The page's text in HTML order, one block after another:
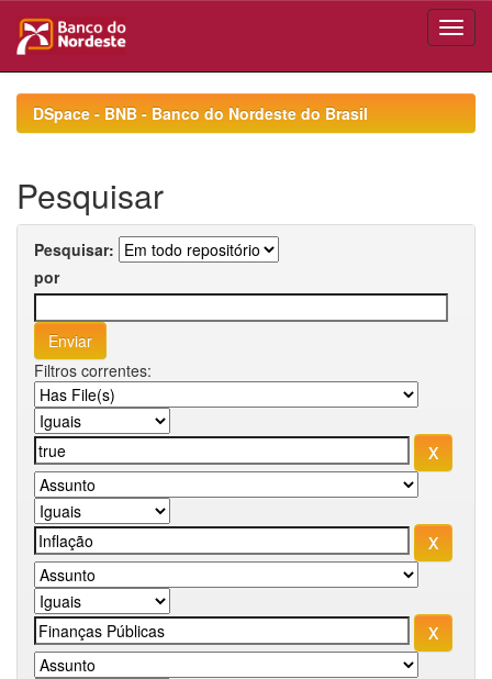
navigationDSpace - BNB - Banco do Nordeste do Brasil
Pesquisar
Pesquisar:
por
Filtros correntes: